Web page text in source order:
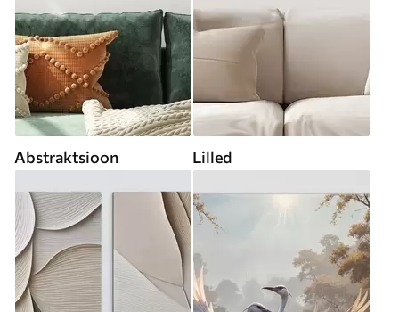
Abstraktsioon Lilled